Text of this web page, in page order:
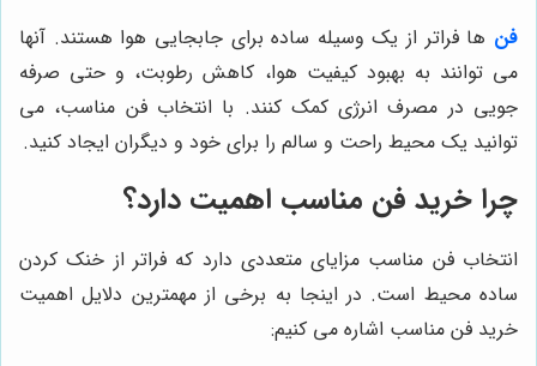
فن‌ ها فراتر از یک وسیله ساده برای جابجایی هوا هستند. آنها
می توانند به بهبود کیفیت هوا، کاهش رطوبت، و حتی صرفه
جویی در مصرف انرژی کمک کنند. با انتخاب فن مناسب، می
توانید یک محیط راحت و سالم را برای خود و دیگران ایجاد کنید.
چرا خرید فن مناسب اهمیت دارد؟
انتخاب فن مناسب مزایای متعددی دارد که فراتر از خنک کردن
ساده محیط است. در اینجا به برخی از مهمترین دلایل اهمیت
خرید فن مناسب اشاره می کنیم: